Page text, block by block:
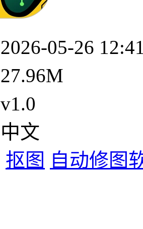
2026-05-26
27.96M
v1.0
中文
抠图 自动修图